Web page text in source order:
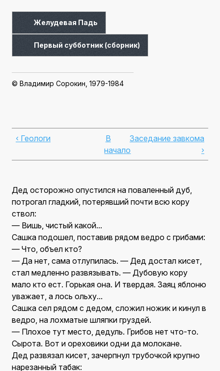
Желудевая Падь
Первый субботник (сборник)
© Владимир Сорокин, 1979-1984
‹ Геологи
В
начало
Заседание завкома
›
Дед осторожно опустился на поваленный дуб,
потрогал гладкий, потерявший почти всю кору
ствол:
— Вишь, чистый какой...
Сашка подошел, поставив рядом ведро с грибами:
— Что, объел кто?
— Да нет, сама отлупилась. — Дед достал кисет,
стал медленно развязывать. — Дубовую кору
мало кто ест. Горькая она. И твердая. Заяц яблоню
уважает, а лось ольху...
Сашка сел рядом с дедом, сложил ножик и кинул в
ведро, на лохматые шляпки груздей.
— Плохое тут место, дедуль. Грибов нет что-то.
Сырота. Вот и ореховики одни да молокане.
Дед развязал кисет, зачерпнул трубочкой крупно
нарезанный табак: